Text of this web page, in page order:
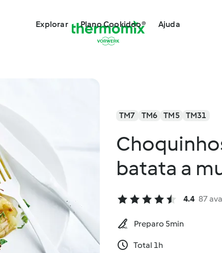
Explorar Plano Cookidoo® Ajuda
TM7 TM6 TM5 TM31
batata a
4.4 87
Preparo 5min
Total 1h